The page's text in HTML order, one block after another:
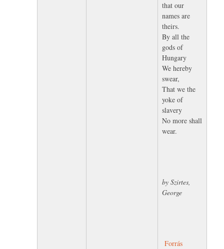
that our
names are
theirs.
By all the
gods of
Hungary
We hereby
swear,
That we the
yoke of
slavery
No more shall
wear.
by Szirtes,
George
Forrás